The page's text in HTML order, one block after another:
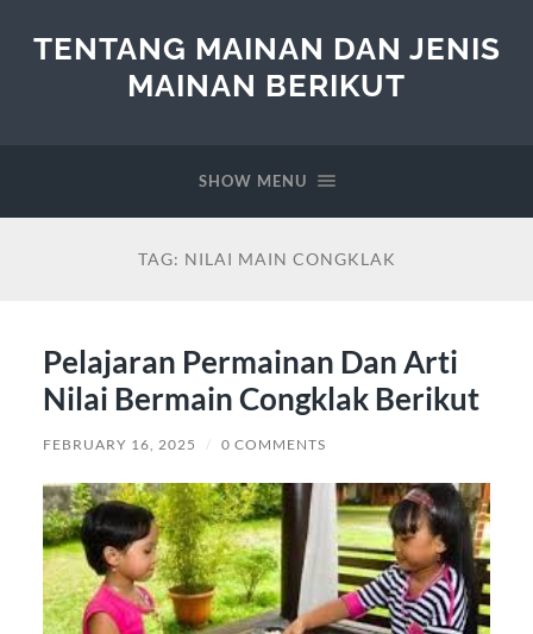
TENTANG MAINAN DAN JENIS
MAINAN BERIKUT
SHOW MENU
TAG: NILAI MAIN CONGKLAK
Pelajaran Permainan Dan Arti
Nilai Bermain Congklak Berikut
FEBRUARY 16, 2025 / 0 COMMENTS